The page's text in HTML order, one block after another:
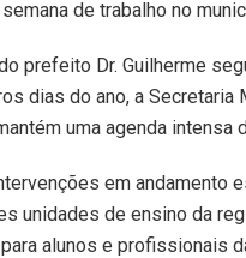
de trabalho no
prefeito Dr. Guilherme
dias do ano, a Secretaria
uma agenda
em andamento
unidades de ensino da
alunos e profissionais